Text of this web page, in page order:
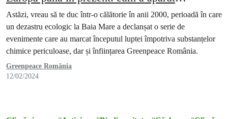
Greenpeace România
Astăzi, vreau să te duc într-o călătorie în anii 2000, perioadă în care
un dezastru ecologic la Baia Mare a declanșat o serie de
evenimente care au marcat începutul luptei împotriva substanțelor
chimice periculoase, dar și înființarea Greenpeace România.
Greenpeace România
12/02/2024